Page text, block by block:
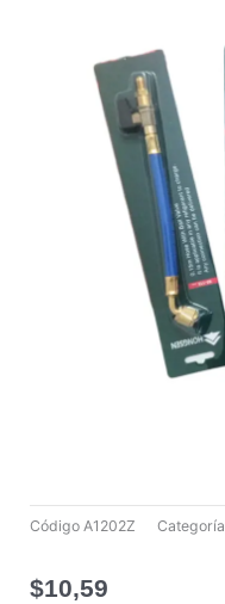
Código A1202Z Categoría
$10,59